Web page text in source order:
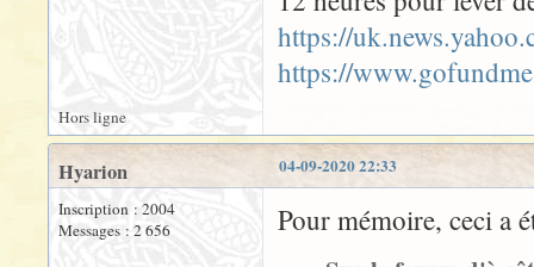
https://
https://
Hors ligne
04-09-2020 22:33
Hyarion
Inscription : 2004
Messages : 2 656
Pour mémoire, ceci a